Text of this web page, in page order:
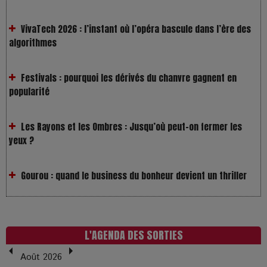
réseaux
L’Affaire Bojarski : entre faux billets et vraie tragédie
humaine
L'AGENDA DES SORTIES
Août 2026